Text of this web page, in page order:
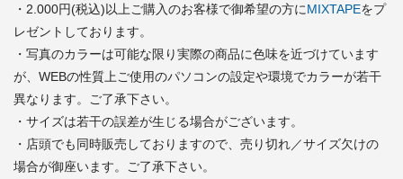
・2.000円(税込)以上ご購入のお客様で御希望の方にMIXTAPEをプ
レゼントしております。
・写真のカラーは可能な限り実際の商品に色味を近づけています
が、WEBの性質上ご使用のパソコンの設定や環境でカラーが若干
異なります。ご了承下さい。
・サイズは若干の誤差が生じる場合がございます。
・店頭でも同時販売しておりますので、売り切れ／サイズ欠けの
場合が御座います。ご了承下さい。